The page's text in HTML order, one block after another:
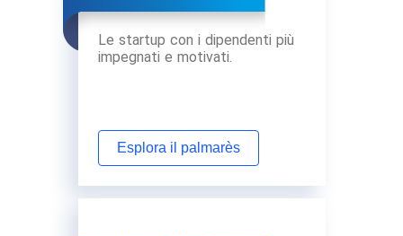
Le startup con i dipendenti più
impegnati e motivati.
Esplora il palmarès